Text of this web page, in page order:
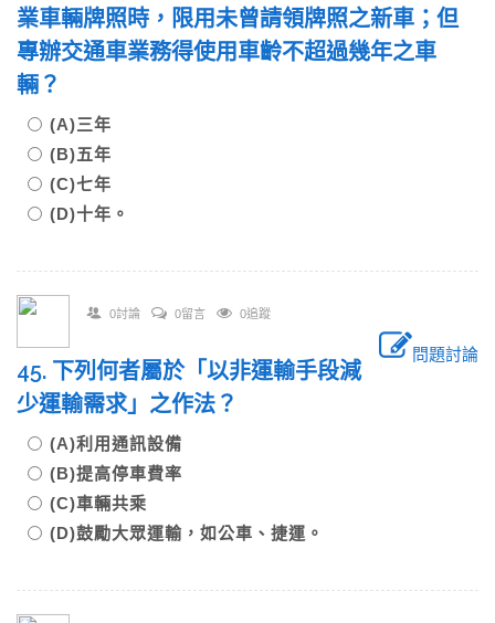
業車輛牌照時，限用未曾請領牌照之新車；但
專辦交通車業務得使用車齡不超過幾年之車
輛？
(A)三年
(B)五年
(C)七年
(D)十年。
0討論 0留言 0追蹤
問題討論
45. 下列何者屬於「以非運輸手段減
少運輸需求」之作法？
(A)利用通訊設備
(B)提高停車費率
(C)車輛共乘
(D)鼓勵大眾運輸，如公車、捷運。